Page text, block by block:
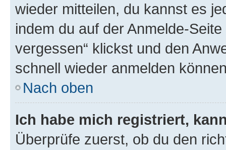
wieder mitteilen, du kannst es
indem du auf der Anmelde-
vergessen“ klickst und den
schnell wieder anmelden
Nach oben
Ich habe mich registriert,
Überprüfe zuerst, ob du den